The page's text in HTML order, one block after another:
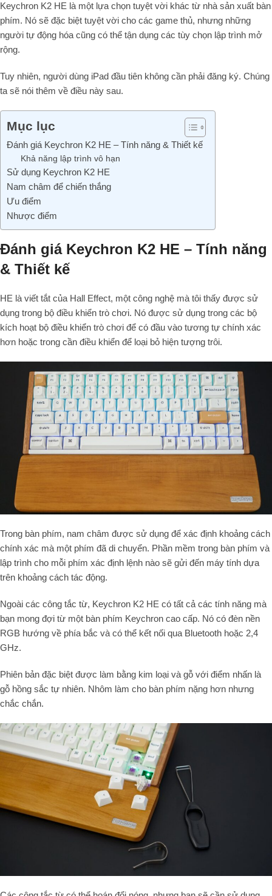
Keychron K2 HE là một lựa chọn tuyệt vời khác từ nhà sản xuất bàn
phím. Nó sẽ đặc biệt tuyệt vời cho các game thủ, nhưng những
người tự động hóa cũng có thể tận dụng các tùy chọn lập trình mở
rộng.
Tuy nhiên, người dùng iPad đầu tiên không cần phải đăng ký. Chúng
ta sẽ nói thêm về điều này sau.
Mục lục
Đánh giá Keychron K2 HE – Tính năng & Thiết kế
Khả năng lập trình vô hạn
Sử dụng Keychron K2 HE
Nam châm để chiến thắng
Ưu điểm
Nhược điểm
Đánh giá Keychron K2 HE – Tính năng
& Thiết kế
HE là viết tắt của Hall Effect, một công nghệ mà tôi thấy được sử
dụng trong bộ điều khiển trò chơi. Nó được sử dụng trong các bộ
kích hoạt bộ điều khiển trò chơi để có đầu vào tương tự chính xác
hơn hoặc trong cần điều khiển để loại bỏ hiện tượng trôi.
Trong bàn phím, nam châm được sử dụng để xác định khoảng cách
chính xác mà một phím đã di chuyển. Phần mềm trong bàn phím và
lập trình cho mỗi phím xác định lệnh nào sẽ gửi đến máy tính dựa
trên khoảng cách tác động.
Ngoài các công tắc từ, Keychron K2 HE có tất cả các tính năng mà
bạn mong đợi từ một bàn phím Keychron cao cấp. Nó có đèn nền
RGB hướng về phía bắc và có thể kết nối qua Bluetooth hoặc 2,4
GHz.
Phiên bản đặc biệt được làm bằng kim loại và gỗ với điểm nhấn là
gỗ hồng sắc tự nhiên. Nhôm làm cho bàn phím nặng hơn nhưng
chắc chắn.